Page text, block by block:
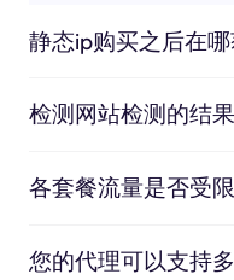
静态ip购买之后在哪
检测网站检测的结
各套餐流量是否受
您的代理可以支持